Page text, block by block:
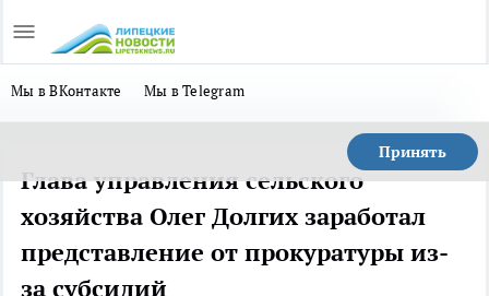
Мы в ВКонтакте Мы в Telegram
Принять
Глава управления сельского
хозяйства Олег Долгих заработал
представление от прокуратуры из-
за субсидий